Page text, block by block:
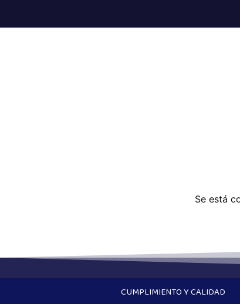
Se está
CUMPLIMIENTO Y CALIDAD